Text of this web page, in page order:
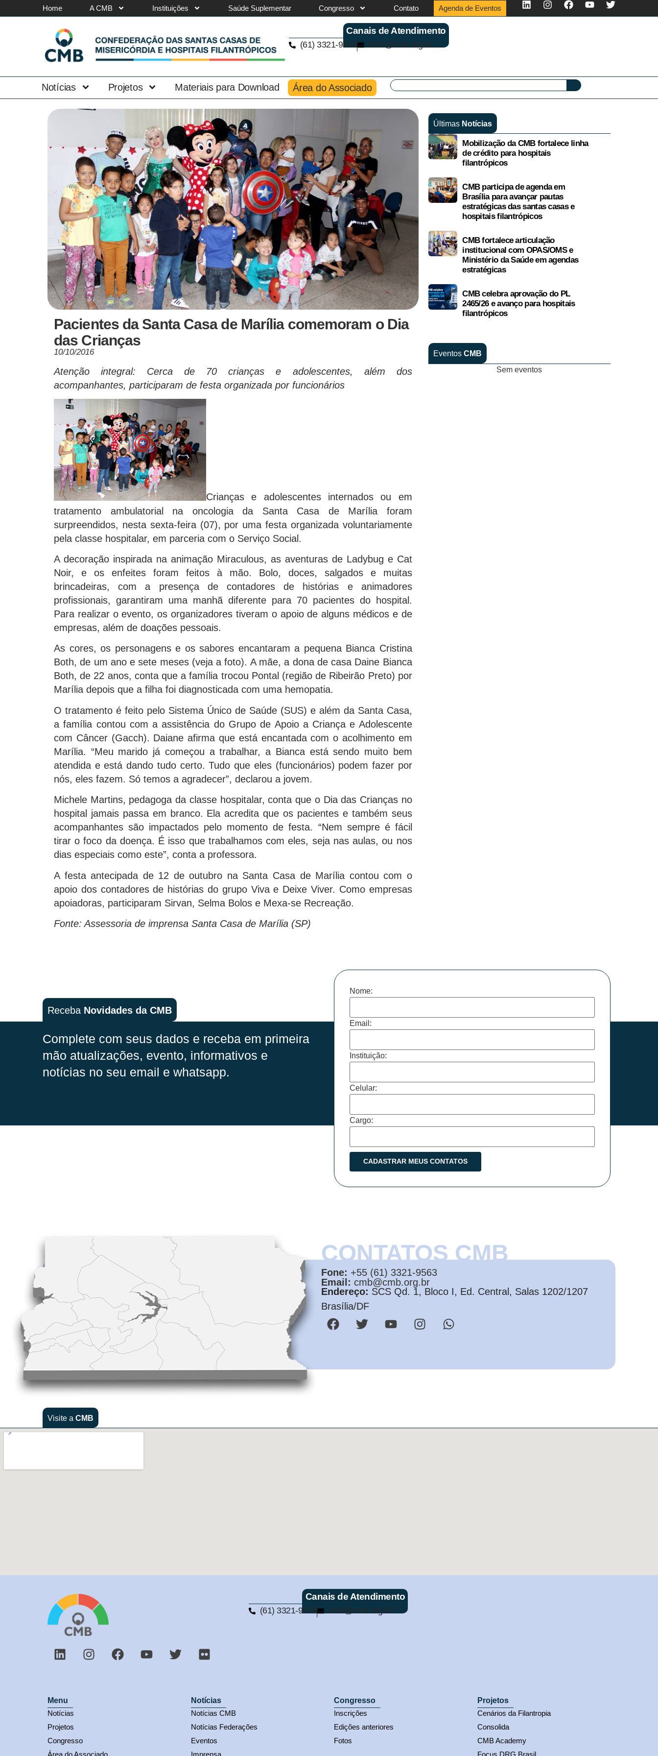
Home A CMB Instituições Saúde Suplementar Congresso Contato Agenda de Eventos
Canais de Atendimento
(61) 3321-9563 cmb@cmb.org.br
Notícias Projetos Materiais para Download Área do Associado
Pacientes da Santa Casa de Marília comemoram o Dia
das Crianças
10/10/2016
Atenção integral: Cerca de 70 crianças e adolescentes, além dos
acompanhantes, participaram de festa organizada por funcionários
Crianças e adolescentes internados ou em
tratamento ambulatorial na oncologia da Santa Casa de Marília foram
surpreendidos, nesta sexta-feira (07), por uma festa organizada voluntariamente
pela classe hospitalar, em parceria com o Serviço Social.
A decoração inspirada na animação Miraculous, as aventuras de Ladybug e Cat
Noir, e os enfeites foram feitos à mão. Bolo, doces, salgados e muitas
brincadeiras, com a presença de contadores de histórias e animadores
profissionais, garantiram uma manhã diferente para 70 pacientes do hospital.
Para realizar o evento, os organizadores tiveram o apoio de alguns médicos e de
empresas, além de doações pessoais.
As cores, os personagens e os sabores encantaram a pequena Bianca Cristina
Both, de um ano e sete meses (veja a foto). A mãe, a dona de casa Daine Bianca
Both, de 22 anos, conta que a família trocou Pontal (região de Ribeirão Preto) por
Marília depois que a filha foi diagnosticada com uma hemopatia.
O tratamento é feito pelo Sistema Único de Saúde (SUS) e além da Santa Casa,
a família contou com a assistência do Grupo de Apoio a Criança e Adolescente
com Câncer (Gacch). Daiane afirma que está encantada com o acolhimento em
Marília. “Meu marido já começou a trabalhar, a Bianca está sendo muito bem
atendida e está dando tudo certo. Tudo que eles (funcionários) podem fazer por
nós, eles fazem. Só temos a agradecer”, declarou a jovem.
Michele Martins, pedagoga da classe hospitalar, conta que o Dia das Crianças no
hospital jamais passa em branco. Ela acredita que os pacientes e também seus
acompanhantes são impactados pelo momento de festa. “Nem sempre é fácil
tirar o foco da doença. É isso que trabalhamos com eles, seja nas aulas, ou nos
dias especiais como este”, conta a professora.
A festa antecipada de 12 de outubro na Santa Casa de Marília contou com o
apoio dos contadores de histórias do grupo Viva e Deixe Viver. Como empresas
apoiadoras, participaram Sirvan, Selma Bolos e Mexa-se Recreação.
Fonte: Assessoria de imprensa Santa Casa de Marília (SP)
Últimas Notícias
Mobilização da CMB fortalece linha
de crédito para hospitais
filantrópicos
CMB participa de agenda em
Brasília para avançar pautas
estratégicas das santas casas e
hospitais filantrópicos
CMB fortalece articulação
institucional com OPAS/OMS e
Ministério da Saúde em agendas
estratégicas
CMB celebra aprovação do PL
2465/26 e avanço para hospitais
filantrópicos
Eventos CMB
Sem eventos
Receba Novidades da CMB
Complete com seus dados e receba em primeira
mão atualizações, evento, informativos e
notícias no seu email e whatsapp.
Nome:
Email:
Instituição:
Celular:
Cargo:
CONTATOS CMB
Fone: +55 (61) 3321-9563
Email: cmb@cmb.org.br
Endereço: SCS Qd. 1, Bloco I, Ed. Central, Salas 1202/1207
Brasília/DF
Visite a CMB
Canais de Atendimento
(61) 3321-9563 cmb@cmb.org.br
Menu
Notícias
Projetos
Congresso
Notícias
Notícias CMB
Notícias Federações
Eventos
Congresso
Inscrições
Edições anteriores
Fotos
Projetos
Cenários da Filantropia
Consolida
CMB Academy